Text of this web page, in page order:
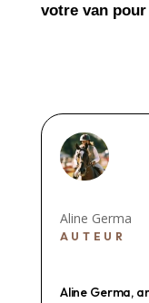
votre van
Aline Germa
AUTEUR
Aline Germa,